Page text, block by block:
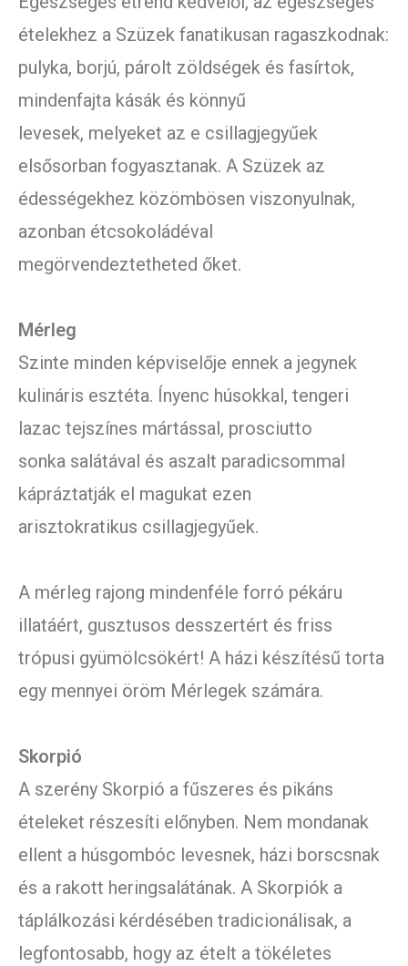
ételekhez a Szüzek fanatikusan ragaszkodnak:
pulyka, borjú, párolt zöldségek és fasírtok,
mindenfajta kásák és könnyű
levesek, melyeket az e csillagjegyűek
elsősorban fogyasztanak. A Szüzek az
édességekhez közömbösen viszonyulnak,
azonban étcsokoládéval
megörvendeztetheted őket.
Mérleg
Szinte minden képviselője ennek a jegynek
kulináris esztéta. Ínyenc húsokkal, tengeri
lazac tejszínes mártással, prosciutto
sonka salátával és aszalt paradicsommal
kápráztatják el magukat ezen
arisztokratikus csillagjegyűek.
A mérleg rajong mindenféle forró pékáru
illatáért, gusztusos desszertért és friss
trópusi gyümölcsökért! A házi készítésű torta
egy mennyei öröm Mérlegek számára.
Skorpió
A szerény Skorpió a fűszeres és pikáns
ételeket részesíti előnyben. Nem mondanak
ellent a húsgombóc levesnek, házi borscsnak
és a rakott heringsalátának. A Skorpiók a
táplálkozási kérdésében tradicionálisak, a
legfontosabb, hogy az ételt a tökéletes